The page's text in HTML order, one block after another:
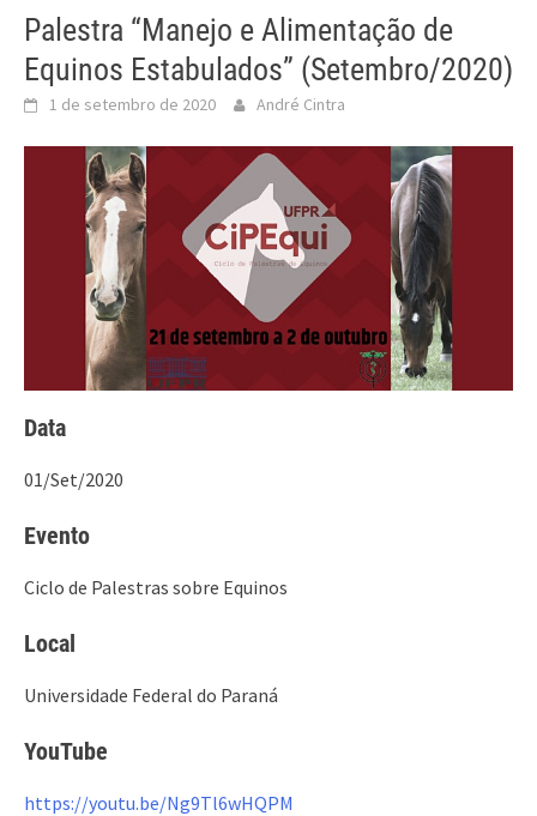
Palestra “Manejo e Alimentação de
Equinos Estabulados” (Setembro/2020)
1 de setembro de 2020 André Cintra
Data
01/Set/2020
Evento
Ciclo de Palestras sobre Equinos
Local
Universidade Federal do Paraná
YouTube
https://youtu.be/Ng9Tl6wHQPM